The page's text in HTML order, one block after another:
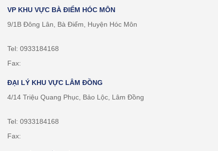
VP KHU VỰC BÀ ĐIỂM HÓC MÔN
9/1B Đông Lân, Bà Điểm, Huyện Hóc Môn
Tel: 0933184168
Fax:
ĐẠI LÝ KHU VỰC LÂM ĐỒNG
4/14 Triệu Quang Phục, Bảo Lộc, Lâm Đồng
Tel: 0933184168
Fax: